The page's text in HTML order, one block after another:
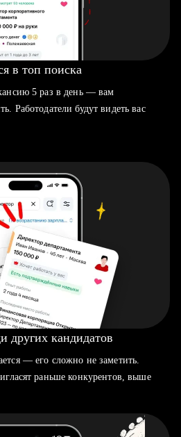
в топ поиска
5 раз в день — вам
Работодатели будут видеть вас
других кандидатов
— его сложно не заметить.
раньше конкурентов, выше